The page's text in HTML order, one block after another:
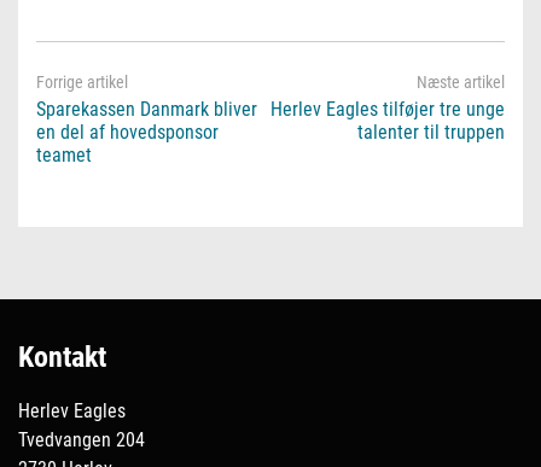
Sparekassen Danmark bliver
en del af hovedsponsor
teamet
Herlev Eagles tilføjer tre unge
talenter til truppen
Kontakt
Herlev Eagles
Tvedvangen 204